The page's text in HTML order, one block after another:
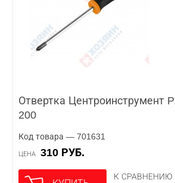
Отвертка Центроинструмент
200
Код товара — 701631
ЦЕНА 310 РУБ.
К СРАВНЕНИЮ